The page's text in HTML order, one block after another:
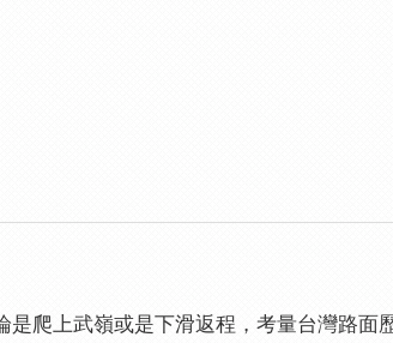
是爬上武嶺或是下滑返程，考量台灣路面